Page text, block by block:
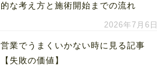
的な考え方と施術開始までの流れ
2026年7月6日
営業でうまくいかない時に見る記事
【失敗の価値】